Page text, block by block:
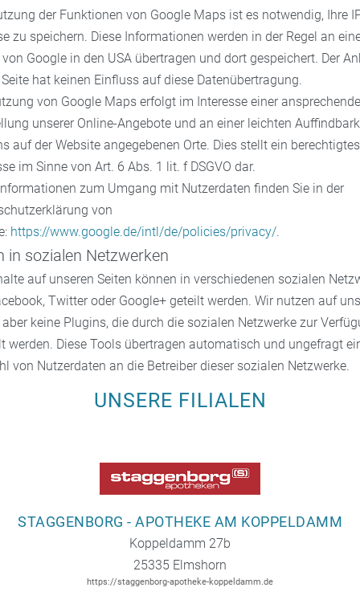
der Funktionen von Google Maps ist es notwendig, Ihre
zu speichern. Diese Informationen werden in der Regel an
von Google in den USA übertragen und dort gespeichert. Der
hat keinen Einfluss auf diese Datenübertragung.
von Google Maps erfolgt im Interesse einer
unserer Online-Angebote und an einer leichten
auf der Website angegebenen Orte. Dies stellt ein berechtigtes
im Sinne von Art. 6 Abs. 1 lit. f DSGVO dar.
zum Umgang mit Nutzerdaten finden Sie in der
von
https://www.google.de/intl/de/policies/privacy/.
in sozialen Netzwerken
auf unseren Seiten können in verschiedenen sozialen
Twitter oder Google+ geteilt werden. Wir nutzen auf
aber keine Plugins, die durch die sozialen Netzwerke zur
werden. Diese Tools übertragen automatisch und ungefragt
von Nutzerdaten an die Betreiber dieser sozialen Netzwerke.
UNSERE FILIALEN
STAGGENBORG - APOTHEKE AM KOPPELDAMM
Koppeldamm 27b
25335 Elmshorn
https://staggenborg-apotheke-koppeldamm.de